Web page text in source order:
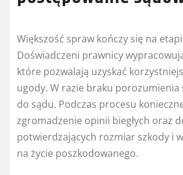
Większość spraw kończy się na
Doświadczeni prawnicy
które pozwalają uzyskać
ugody. W razie braku porozumienia
do sądu. Podczas procesu
zgromadzenie opinii biegłych oraz
potwierdzających rozmiar szkody i
na życie poszkodowanego.